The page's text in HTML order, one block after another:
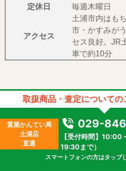
定休日
毎週木曜日
アクセス
土浦市内はも
市・かすみが
セス良好。JR
車で約10分
取扱商品・査定についての
質屋かんてい局
土浦店
直通
029-
【受付時間】
19:30まで）
スマートフォンの方はタップ